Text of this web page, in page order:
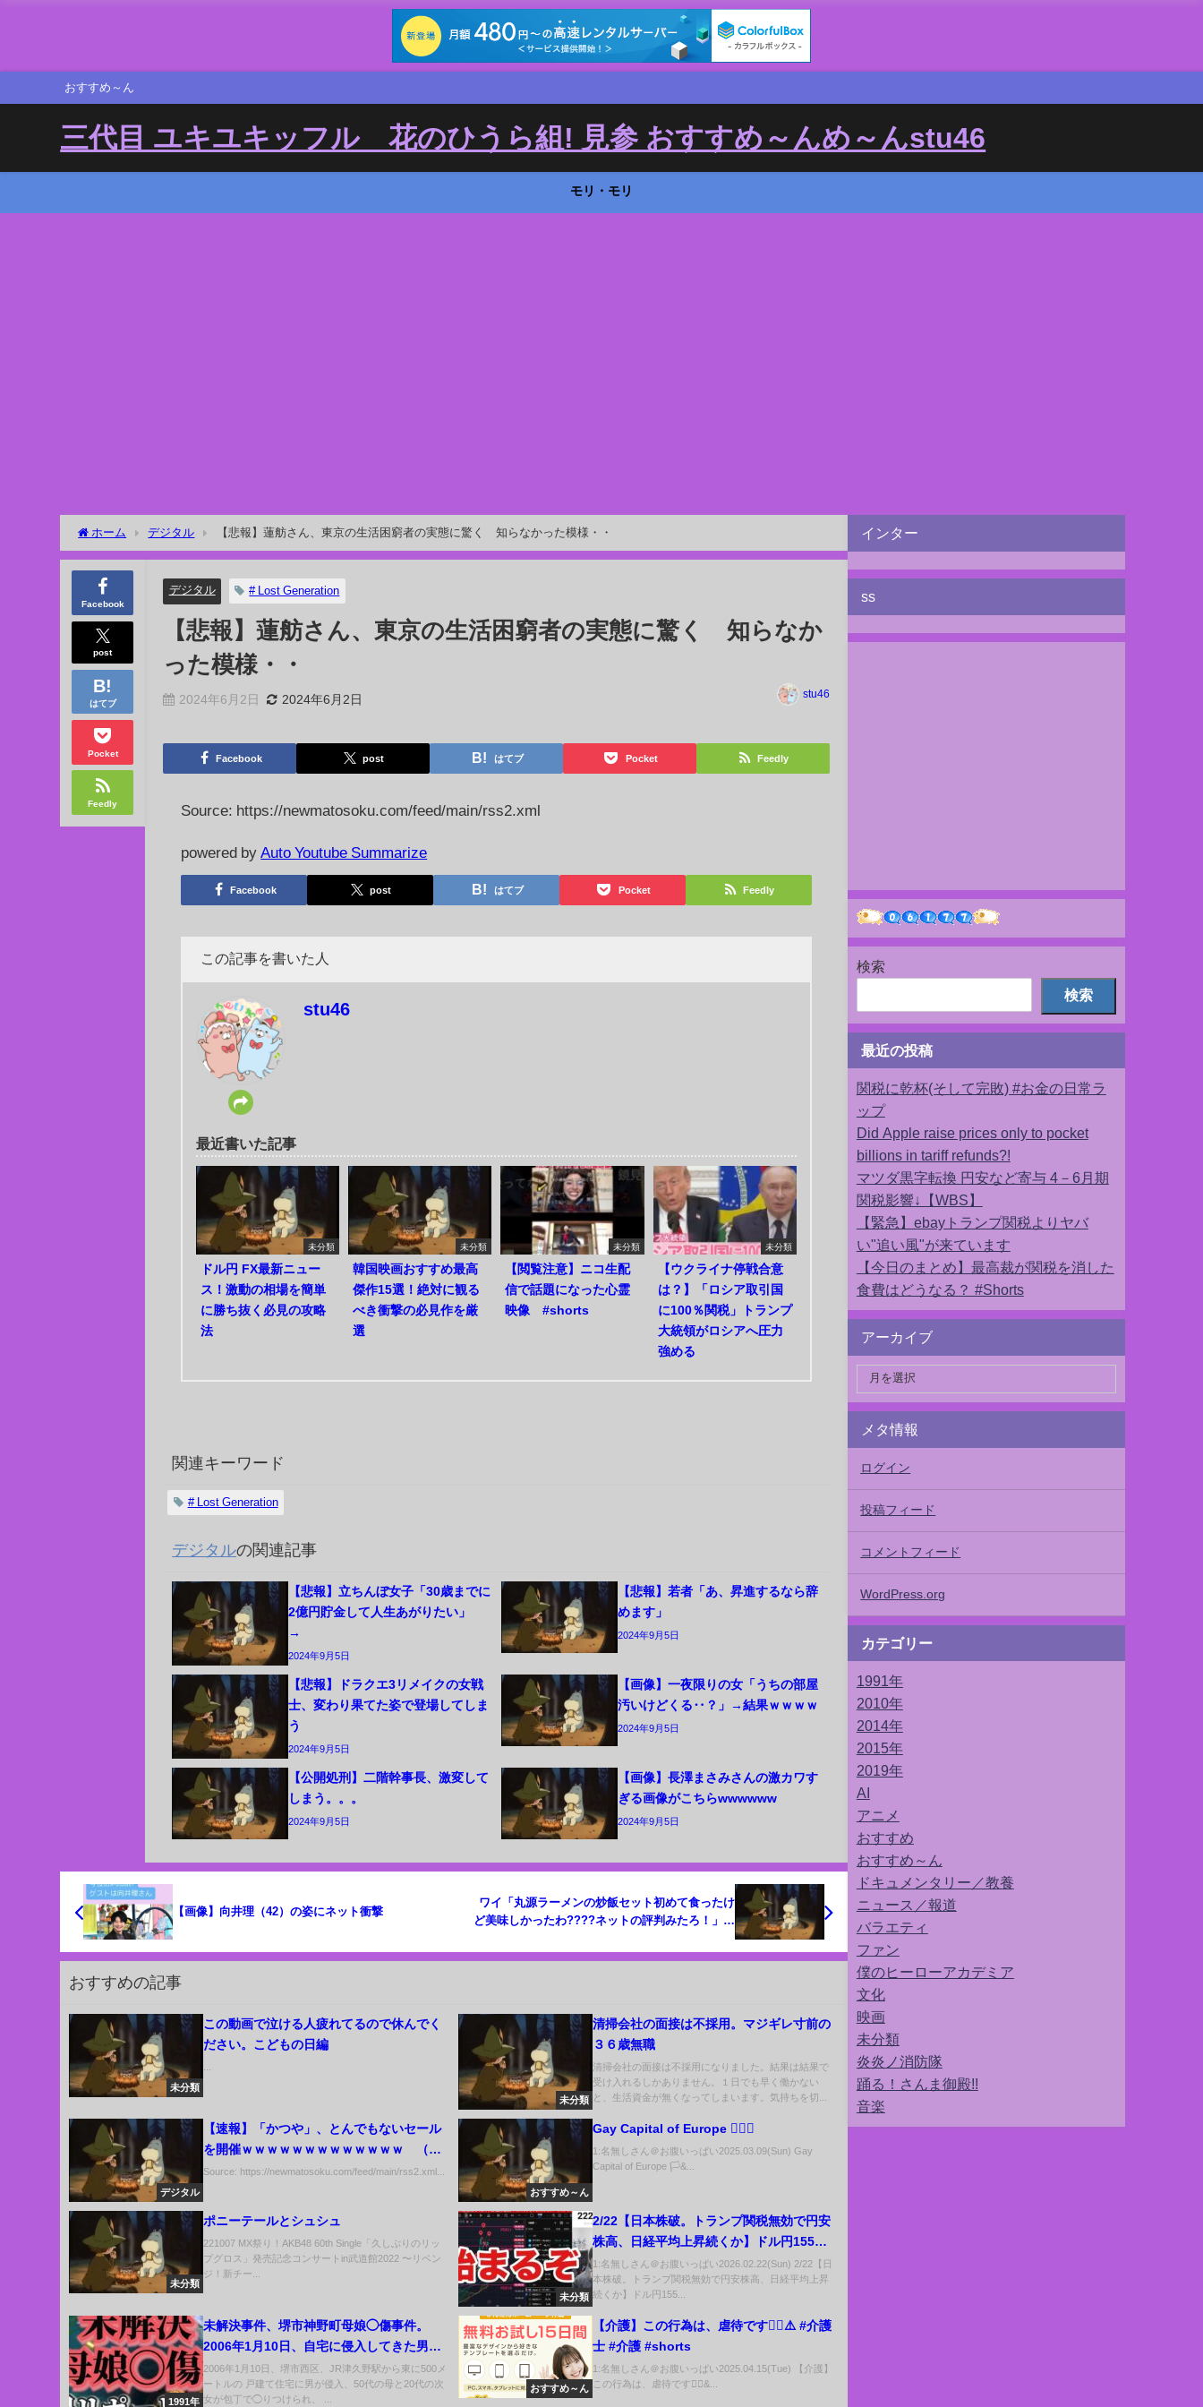
おすすめ～ん
三代目 ユキユキッフル 花のひうら組! 見参 おすすめ～んめ～んstu46
モリ・モリ
ホーム デジタル 【悲報】蓮舫さん、東京の生活困窮者の実態に驚く 知らなかった模様・・
Facebook
post
はてブ
Pocket
Feedly
デジタル # Lost Generation
【悲報】蓮舫さん、東京の生活困窮者の実態に驚く 知らなか
った模様・・
2024年6月2日 2024年6月2日 stu46
Facebook post はてブ Pocket Feedly
Source: https://newmatosoku.com/feed/main/rss2.xml
powered by Auto Youtube Summarize
Facebook post はてブ Pocket Feedly
この記事を書いた人
stu46
最近書いた記事
未分類
ドル円 FX最新ニュー
ス！激動の相場を簡単
に勝ち抜く必見の攻略
法
未分類
韓国映画おすすめ最高
傑作15選！絶対に観る
べき衝撃の必見作を厳
選
未分類
【閲覧注意】ニコ生配
信で話題になった心霊
映像 #shorts
未分類
【ウクライナ停戦合意
は？】「ロシア取引国
に100％関税」トランプ
大統領がロシアへ圧力
強める
関連キーワード
# Lost Generation
デジタルの関連記事
【悲報】立ちんぼ女子「30歳までに
2億円貯金して人生あがりたい」
→
2024年9月5日
【悲報】若者「あ、昇進するなら辞
めます」
2024年9月5日
【悲報】ドラクエ3リメイクの女戦
士、変わり果てた姿で登場してしま
う
2024年9月5日
【画像】一夜限りの女「うちの部屋
汚いけどくる‥？」→結果ｗｗｗｗ
2024年9月5日
【公開処刑】二階幹事長、激変して
しまう。。。
2024年9月5日
【画像】長澤まさみさんの激カワす
ぎる画像がこちらwwwwww
2024年9月5日
【画像】向井理（42）の姿にネット衝撃
ワイ「丸源ラーメンの炒飯セット初めて食ったけ
ど美味しかったわ????ネットの評判みたろ！」
おすすめの記事
未分類
この動画で泣ける人疲れてるので休んでく
ださい。こどもの日編
未分類
清掃会社の面接は不採用。マジギレ寸前の
３６歳無職
清掃会社の面接は不採用になりました。結果は結果で
受け入れるしかありません。１日でも早く働かない
と、生活資金が無くなってしまいます。気持ちを切...
デジタル
【速報】「かつや」、とんでもないセール
を開催ｗｗｗｗｗｗｗｗｗｗｗｗｗ （画
像あり）
Source: https://newmatosoku.com/feed/main/rss2.xml...
おすすめ～ん
Gay Capital of Europe 🏳️‍🌈🥵
1:名無しさん＠お腹いっぱい2025.03.09(Sun) Gay
Capital of Europe 🏳️&...
未分類
ポニーテールとシュシュ
221007 MX祭り！AKB48 60th Single「久しぶりのリッ
プグロス」発売記念コンサートin武道館2022 〜リベン
ジ！新チー...
未分類
2/22【日本株破。トランプ関税無効で円安
株高、日経平均上昇続くか】ドル円155
円。米国株、ナスダック、半導体株上昇。
仮想通貨弱い。
1:名無しさん＠お腹いっぱい2026.02.22(Sun) 2/22【日
本株破。トランプ関税無効で円安株高、日経平均上昇
続くか】ドル円155...
1991年
未解決事件、堺市神野町母娘◯傷事件。
2006年1月10日、自宅に侵入してきた男が
母と次女を◯傷した事件
2006年1月10日、堺市西区、JR津久野駅から東に500メ
ートルの 戸建て住宅に男が侵入、50代の母と20代の次
女が包丁で◯りつけられ、 ...
おすすめ～ん
【介護】この行為は、虐待です🙅‍♀️⚠️ #介護
士 #介護 #shorts
1:名無しさん＠お腹いっぱい2025.04.15(Tue) 【介護】
この行為は、虐待です🙅‍♀&...
インター
ss
検索
検索
最近の投稿
関税に乾杯(そして完敗) #お金の日常ラ
ップ
Did Apple raise prices only to pocket
billions in tariff refunds?!
マツダ黒字転換 円安など寄与 4－6月期
関税影響↓【WBS】
【緊急】ebayトランプ関税よりヤバ
い"追い風"が来ています
【今日のまとめ】最高裁が関税を消した
食費はどうなる？ #Shorts
アーカイブ
メタ情報
ログイン
投稿フィード
コメントフィード
WordPress.org
カテゴリー
1991年
2010年
2014年
2015年
2019年
AI
アニメ
おすすめ
おすすめ～ん
ドキュメンタリー／教養
ニュース／報道
バラエティ
ファン
僕のヒーローアカデミア
文化
映画
未分類
炎炎ノ消防隊
踊る！さんま御殿!!
音楽